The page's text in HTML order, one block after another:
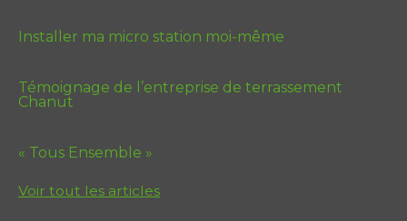
Installer ma micro station moi-même
Témoignage de l’entreprise de terrassement
Chanut
« Tous Ensemble »
Voir tout les articles